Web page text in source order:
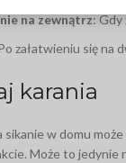
na zewnątrz: Gdy
załatwieniu się na
karania
sikanie w domu
Może to jedynie